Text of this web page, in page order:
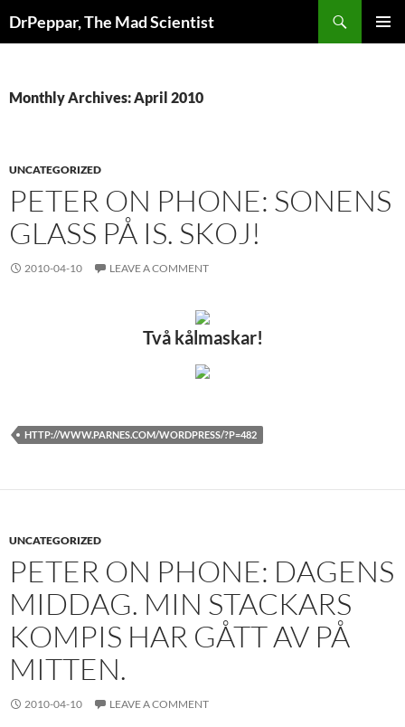
toDrPeppar, The Mad Scientist
Monthly Archives: April 2010
UNCATEGORIZED
PETER ON PHONE: SONENS
GLASS PÅ IS. SKOJ!
2010-04-10 LEAVE A COMMENT
Två kålmaskar!
HTTP://WWW.PARNES.COM/WORDPRESS/?P=482
UNCATEGORIZED
PETER ON PHONE: DAGENS
MIDDAG. MIN STACKARS
KOMPIS HAR GÅTT AV PÅ
MITTEN.
2010-04-10 LEAVE A COMMENT